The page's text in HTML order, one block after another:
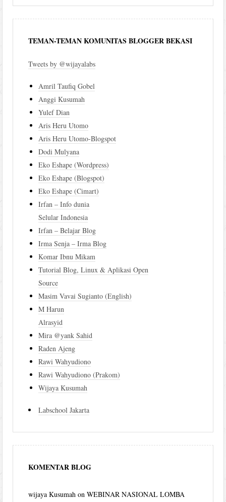
TEMAN-TEMAN KOMUNITAS BLOGGER BEKASI
Tweets by @wijayalabs
Amril Taufiq Gobel
Anggi Kusumah
Yulef Dian
Aris Heru Utomo
Aris Heru Utomo-Blogspot
Dodi Mulyana
Eko Eshape (Wordpress)
Eko Eshape (Blogspot)
Eko Eshape (Cimart)
Irfan – Info dunia
Selular Indonesia
Irfan – Belajar Blog
Irma Senja – Irma Blog
Komar Ibnu Mikam
Tutorial Blog, Linux & Aplikasi Open
Source
Masim Vavai Sugianto (English)
M Harun
Alrasyid
Mira @yank Sahid
Raden Ajeng
Rawi Wahyudiono
Rawi Wahyudiono (Prakom)
Wijaya Kusumah
Labschool Jakarta
KOMENTAR BLOG
wijaya Kusumah onWEBINAR NASIONAL LOMBA